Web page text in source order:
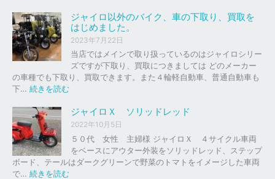
ジャイロ以外のバイク、車の下取り、買取を
はじめました。
2023年7月22日
当店ではメインで取り扱っているのはジャイロシリー
ズですが下取り、買取につきましては どのメーカー
の車種でも下取り、買取できます。また４輪軽自動車、普通自動車も
下… 続きを読む
ャ
イ
ロ
以
外
の
ジャイロＸ ソリッドレッド
2022年10月5日
５０代 女性 主婦様 ジャイロＸ ４サイクル車両
をベースにアウター外装をソリッドレッド、ステップ
ボード、テールはダークグリーンで野菜のトマトをイメージした車両
で… 続きを読む